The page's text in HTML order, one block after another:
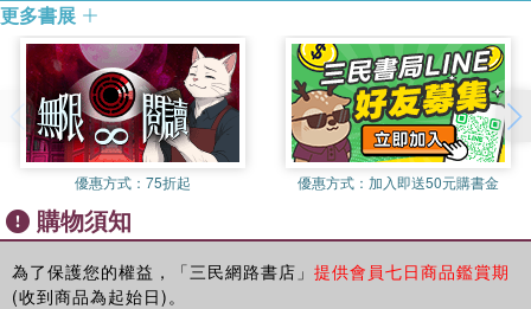
更多書展
優惠方式： 75折起 優惠方式： 加入即送50元購書金
購物須知
為了保護您的權益，「三民網路書店」 提供會員七日商品鑑賞期
(收到商品為起始日)。